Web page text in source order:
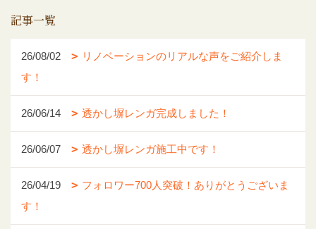
記事一覧
26/08/02
リノベーションのリアルな声をご紹介しま
す！
26/06/14 透かし塀レンガ完成しました！
26/06/07 透かし塀レンガ施工中です！
26/04/19
フォロワー700人突破！ありがとうございま
す！